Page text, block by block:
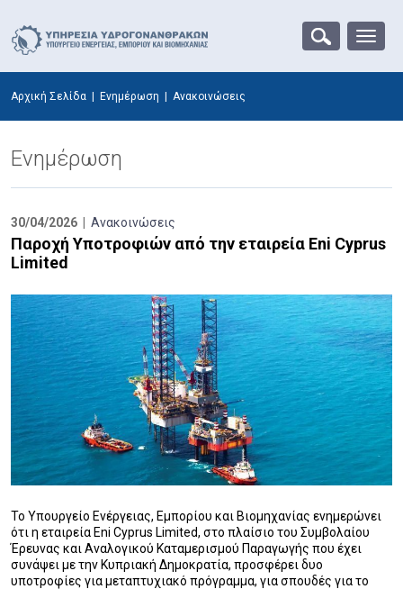
Αρχική Σελίδα Ενημέρωση Ανακοινώσεις
Ενημέρωση
30/04/2026 | Ανακοινώσεις
Παροχή Υποτροφιών από την εταιρεία Eni Cyprus
Limited
Το Υπουργείο Ενέργειας, Εμπορίου και Βιομηχανίας ενημερώνει
ότι η εταιρεία Eni Cyprus Limited, στο πλαίσιο του Συμβολαίου
Έρευνας και Αναλογικού Καταμερισμού Παραγωγής που έχει
συνάψει με την Κυπριακή Δημοκρατία, προσφέρει δυο
υποτροφίες για μεταπτυχιακό πρόγραμμα, για σπουδές για το